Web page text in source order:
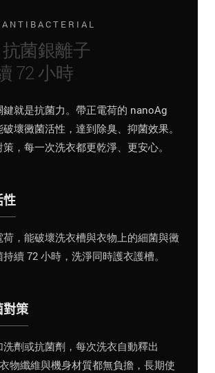
抗菌銀離子
72 小時
鍵就是抗菌力。帶正電荷的 nanoAg
壞黴菌活性，達到除臭、抑菌效果。
，每一次洗衣都更乾淨、更安心。
性
，能破壞洗衣槽與衣物上的細菌與黴
續 72 小時，洗淨同時護衣護槽。
對策
劑或抗菌劑，每次洗衣自動釋出
物纖維與機身材質都無負擔，長期使